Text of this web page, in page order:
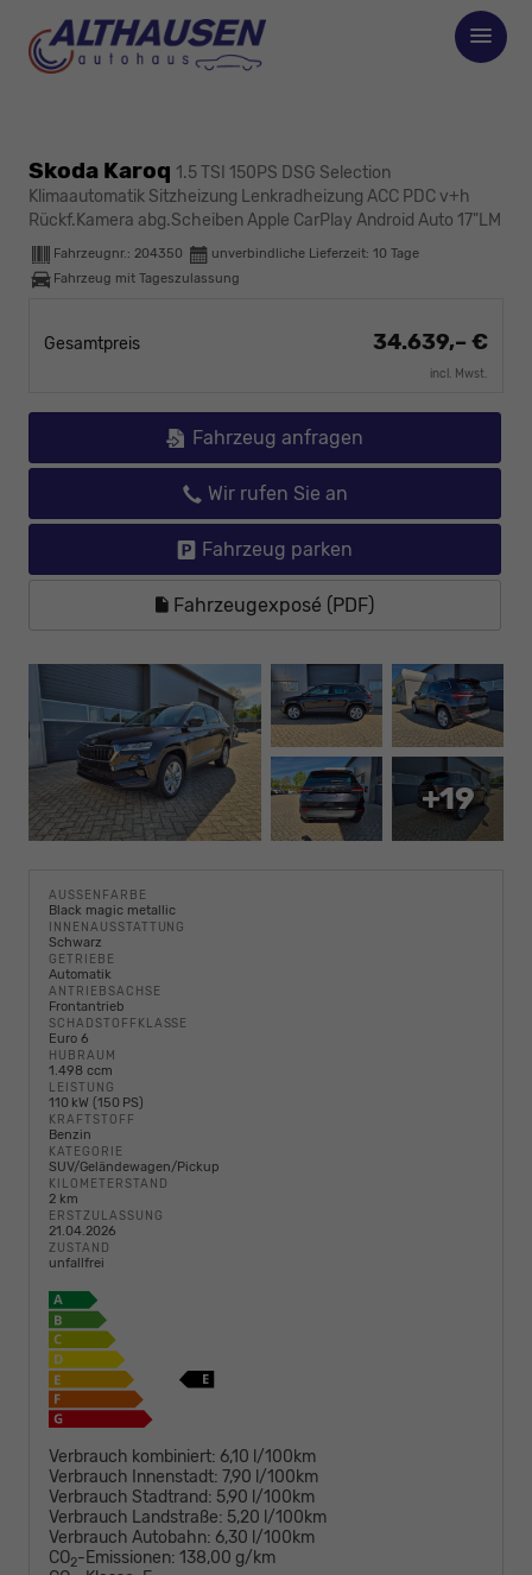
Skoda Karoq 1.5 TSI 150PS DSG Selection
Klimaautomatik Sitzheizung Lenkradheizung ACC PDC v+h
Rückf.Kamera abg.Scheiben Apple CarPlay Android Auto 17"LM
Fahrzeugnr.: 204350 unverbindliche Lieferzeit: 10 Tage
Fahrzeug mit Tageszulassung
Gesamtpreis 34.639,– €
incl. Mwst.
Fahrzeug anfragen
Wir rufen Sie an
Fahrzeug parken
Fahrzeugexposé (PDF)
+19
AUSSENFARBE
Black magic metallic
INNENAUSSTATTUNG
Schwarz
GETRIEBE
Automatik
ANTRIEBSACHSE
Frontantrieb
SCHADSTOFFKLASSE
Euro 6
HUBRAUM
1.498 ccm
LEISTUNG
110 kW (150 PS)
KRAFTSTOFF
Benzin
KATEGORIE
SUV/Geländewagen/Pickup
KILOMETERSTAND
2 km
ERSTZULASSUNG
21.04.2026
ZUSTAND
unfallfrei
Verbrauch kombiniert: 6,10 l/100km
Verbrauch Innenstadt: 7,90 l/100km
Verbrauch Stadtrand: 5,90 l/100km
Verbrauch Landstraße: 5,20 l/100km
Verbrauch Autobahn: 6,30 l/100km
CO2-Emissionen: 138,00 g/km